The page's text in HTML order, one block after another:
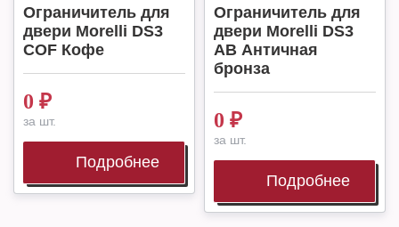
Ограничитель для
двери Morelli DS3
COF Кофе
0 ₽
за шт.
Подробнее
Ограничитель для
двери Morelli DS3
AB Античная
бронза
0 ₽
за шт.
Подробнее